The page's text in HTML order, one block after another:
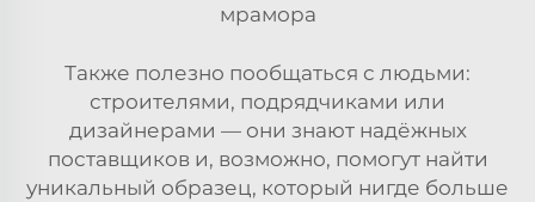
мрамора
Также полезно пообщаться с людьми:
строителями, подрядчиками или
дизайнерами — они знают надёжных
поставщиков и, возможно, помогут найти
уникальный образец, который нигде больше